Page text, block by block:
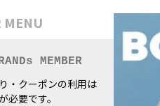
MENU
MEMBER
・クーポンの利用は
必要です。